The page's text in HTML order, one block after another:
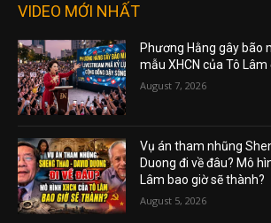
VIDEO MỚI NHẤT
Phương Hằng gây bão
mẫu XHCN của Tô Lâm
August 7, 2026
Vụ án tham nhũng
Duong đi về đâu? Mô
Lâm bao giờ sẽ thành?
August 5, 2026